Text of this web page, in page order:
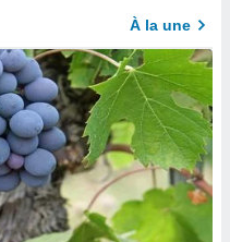
À la une